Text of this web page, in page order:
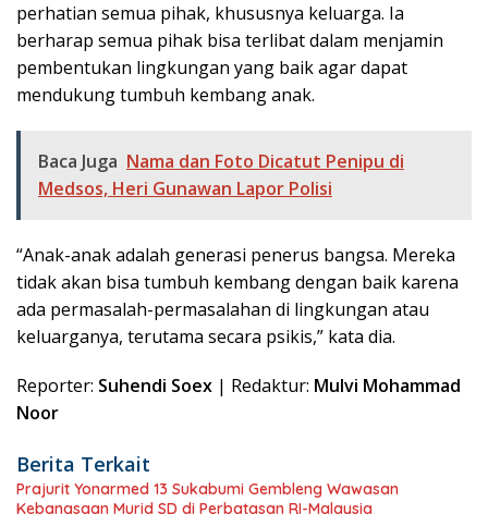
perhatian semua pihak, khususnya keluarga. Ia
berharap semua pihak bisa terlibat dalam menjamin
pembentukan lingkungan yang baik agar dapat
mendukung tumbuh kembang anak.
Baca Juga Nama dan Foto Dicatut Penipu di
Medsos, Heri Gunawan Lapor Polisi
“Anak-anak adalah generasi penerus bangsa. Mereka
tidak akan bisa tumbuh kembang dengan baik karena
ada permasalah-permasalahan di lingkungan atau
keluarganya, terutama secara psikis,” kata dia.
Reporter: Suhendi Soex | Redaktur: Mulvi Mohammad
Noor
Berita Terkait
Prajurit Yonarmed 13 Sukabumi Gembleng Wawasan
Kebangsaan Murid SD di Perbatasan RI-Malaysia